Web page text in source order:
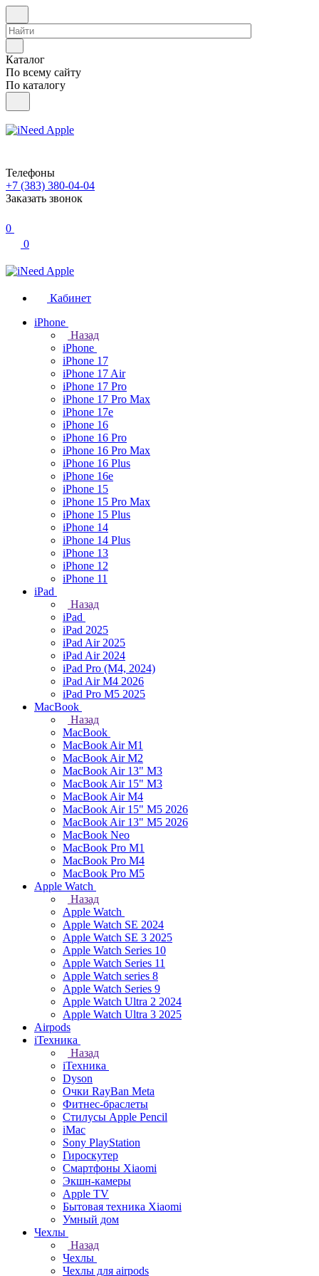
Каталог
По всему сайту
По каталогу
Телефоны
+7 (383) 380-04-04
Заказать звонок
0
0
Кабинет
iPhone
Назад
iPhone
iPhone 17
iPhone 17 Air
iPhone 17 Pro
iPhone 17 Pro Max
iPhone 17e
iPhone 16
iPhone 16 Pro
iPhone 16 Pro Max
iPhone 16 Plus
iPhone 16e
iPhone 15
iPhone 15 Pro Max
iPhone 15 Plus
iPhone 14
iPhone 14 Plus
iPhone 13
iPhone 12
iPhone 11
iPad
Назад
iPad
iPad 2025
iPad Air 2025
iPad Air 2024
iPad Pro (M4, 2024)
iPad Air M4 2026
iPad Pro M5 2025
MacBook
Назад
MacBook
MacBook Air M1
MacBook Air M2
MacBook Air 13" M3
MacBook Air 15" M3
MacBook Air M4
MacBook Air 15" М5 2026
MacBook Air 13" М5 2026
MacBook Neo
MacBook Pro M1
MacBook Pro M4
MacBook Pro M5
Apple Watch
Назад
Apple Watch
Apple Watch SE 2024
Apple Watch SE 3 2025
Apple Watch Series 10
Apple Watch Series 11
Apple Watch series 8
Apple Watch Series 9
Apple Watch Ultra 2 2024
Apple Watch Ultra 3 2025
Airpods
iТехника
Назад
iТехника
Dyson
Очки RayBan Meta
Фитнес-браслеты
Стилусы Apple Pencil
iMac
Sony PlayStation
Гироскутер
Смартфоны Xiaomi
Экшн-камеры
Apple TV
Бытовая техника Xiaomi
Умный дом
Чехлы
Назад
Чехлы
Чехлы для airpods